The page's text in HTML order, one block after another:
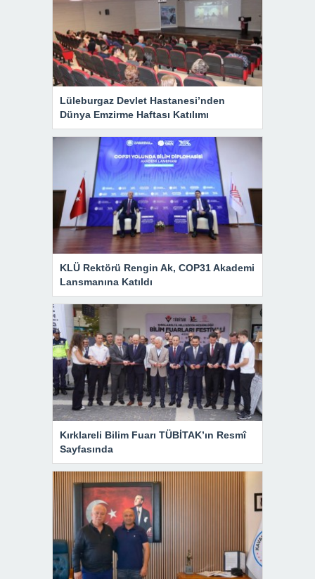
Lüleburgaz Devlet Hastanesi’nden
Dünya Emzirme Haftası Katılımı
KLÜ Rektörü Rengin Ak, COP31 Akademi
Lansmanına Katıldı
Kırklareli Bilim Fuarı TÜBİTAK’ın Resmî
Sayfasında